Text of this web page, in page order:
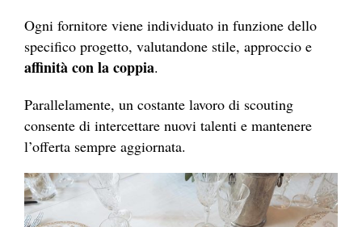
Ogni fornitore viene individuato in funzione dello
specifico progetto, valutandone stile, approccio e
affinità con la coppia.
Parallelamente, un costante lavoro di scouting
consente di intercettare nuovi talenti e mantenere
l’offerta sempre aggiornata.